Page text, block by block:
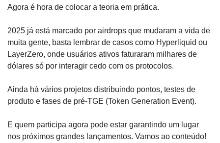
Agora é hora de colocar a teoria em prática.
2025 já está marcado por airdrops que mudaram a vida de
muita gente, basta lembrar de casos como Hyperliquid ou
LayerZero, onde usuários ativos faturaram milhares de
dólares só por interagir cedo com os protocolos.
Ainda há vários projetos distribuindo pontos, testes de
produto e fases de pré-TGE (Token Generation Event).
E quem participa agora pode estar garantindo um lugar
nos próximos grandes lançamentos. Vamos ao conteúdo!